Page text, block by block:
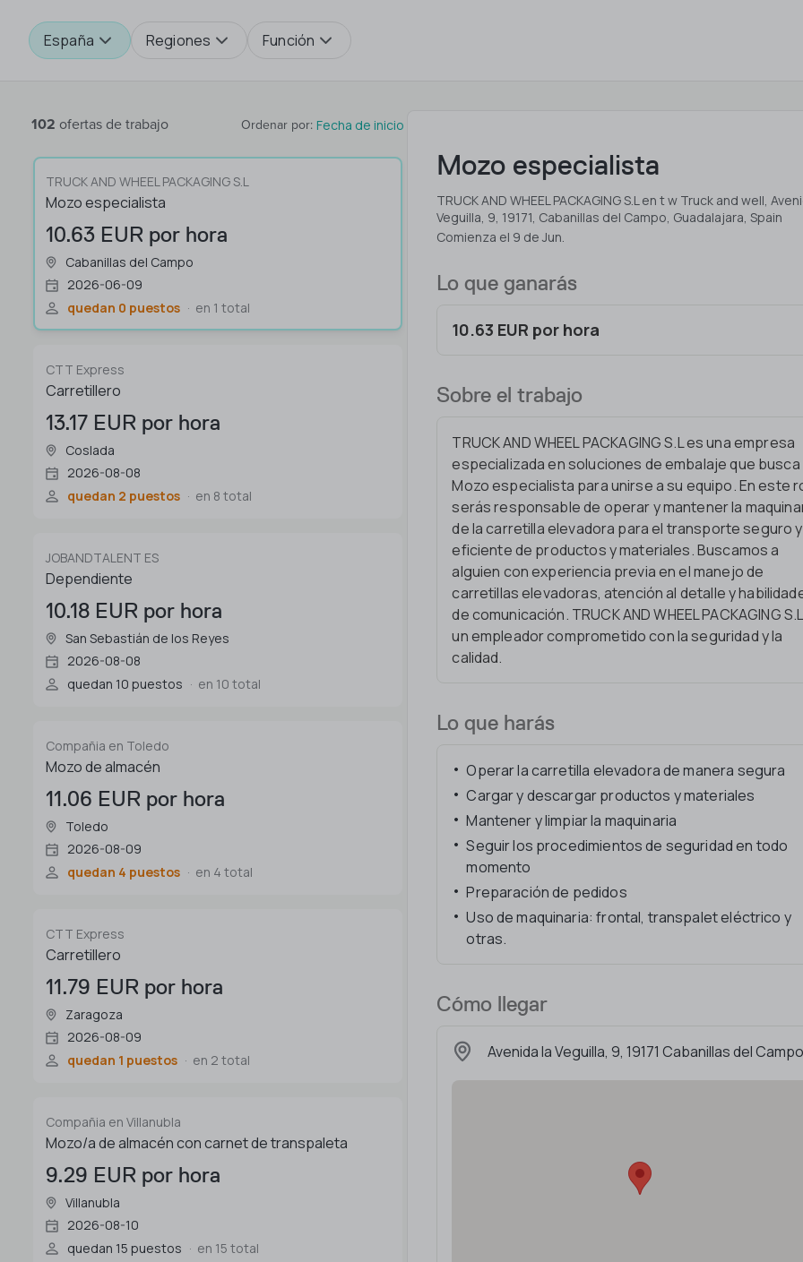
España Regiones Función
102 ofertas de trabajo Ordenar por: Fecha de inicio
TRUCK AND WHEEL PACKAGING S.L
Mozo especialista
10.63 EUR por hora
Cabanillas del Campo
2026-06-09
quedan 0 puestos
en 1 total
CTT Express
Carretillero
13.17 EUR por hora
Coslada
2026-08-08
quedan 2 puestos
en 8 total
JOBANDTALENT ES
Dependiente
10.18 EUR por hora
San Sebastián de los Reyes
2026-08-08
quedan 10 puestos
en 10 total
Compañia en Toledo
Mozo de almacén
11.06 EUR por hora
Toledo
2026-08-09
quedan 4 puestos
en 4 total
CTT Express
Carretillero
11.79 EUR por hora
Zaragoza
2026-08-09
quedan 1 puestos
en 2 total
Compañia en Villanubla
Mozo/a de almacén con carnet de transpaleta
9.29 EUR por hora
Villanubla
2026-08-10
quedan 15 puestos
en 15 total
Mozo especialista
TRUCK AND WHEEL PACKAGING S.L en t w Truck and well,
Veguilla, 9, 19171, Cabanillas del Campo, Guadalajara, Spain
Comienza el 9 de Jun.
Lo que ganarás
10.63 EUR por hora
Sobre el trabajo
TRUCK AND WHEEL PACKAGING S.L es una empresa
especializada en soluciones de embalaje que busca
Mozo especialista para unirse a su equipo. En este
serás responsable de operar y mantener la
de la carretilla elevadora para el transporte seguro y
eficiente de productos y materiales. Buscamos a
alguien con experiencia previa en el manejo de
carretillas elevadoras, atención al detalle y
de comunicación. TRUCK AND WHEEL PACKAGING
un empleador comprometido con la seguridad y la
calidad.
Lo que harás
Operar la carretilla elevadora de manera segura
Cargar y descargar productos y materiales
Mantener y limpiar la maquinaria
Seguir los procedimientos de seguridad en todo
momento
Preparación de pedidos
Uso de maquinaria: frontal, transpalet eléctrico y
otras.
Cómo llegar
Avenida la Veguilla, 9, 19171 Cabanillas del